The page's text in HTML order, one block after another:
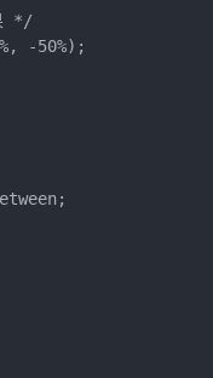
*/
-50%);